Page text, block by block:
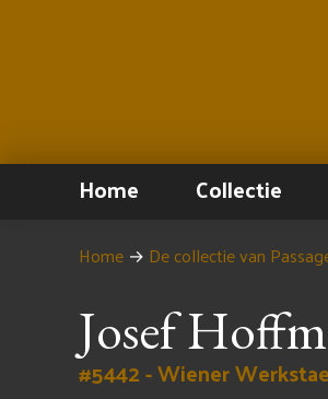
Home Collectie
Home → De collectie van
Josef
#5442 - Wiener